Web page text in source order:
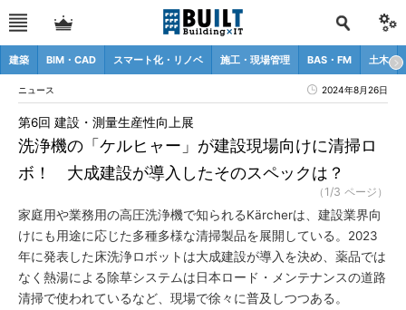
建築 BIM・CAD スマート化・リノベ 施工・現場管理 BAS・FM 土木
ニュース 2024年8月26日
洗浄機の「ケルヒャー」が建設現場向けに清掃ロ
ボ！ 大成建設が導入したそのスペックは？
第6回 建設・測量生産性向上展
（1/3 ページ）
家庭用や業務用の高圧洗浄機で知られるKärcherは、建設業界向
けにも用途に応じた多種多様な清掃製品を展開している。2023
年に発表した床洗浄ロボットは大成建設が導入を決め、薬品では
なく熱湯による除草システムは日本ロード・メンテナンスの道路
清掃で使われているなど、現場で徐々に普及しつつある。